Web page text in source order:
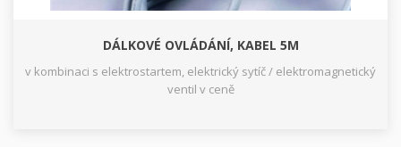
DÁLKOVÉ OVLÁDÁNÍ, KABEL 5M
v kombinaci s elektrostartem, elektrický sytíč / elektromagnetický
ventil v ceně